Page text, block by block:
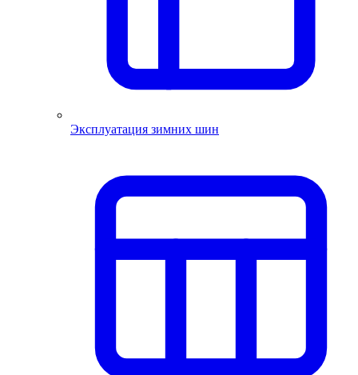
Эксплуатация зимних шин